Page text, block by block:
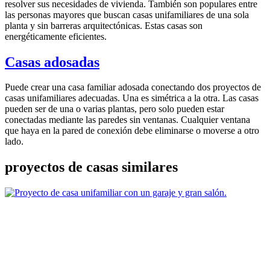
resolver sus necesidades de vivienda. También son populares entre
las personas mayores que buscan casas unifamiliares de una sola
planta y sin barreras arquitectónicas. Estas casas son
energéticamente eficientes.
Casas adosadas
Puede crear una casa familiar adosada conectando dos proyectos de
casas unifamiliares adecuadas. Una es simétrica a la otra. Las casas
pueden ser de una o varias plantas, pero solo pueden estar
conectadas mediante las paredes sin ventanas. Cualquier ventana
que haya en la pared de conexión debe eliminarse o moverse a otro
lado.
proyectos de casas similares